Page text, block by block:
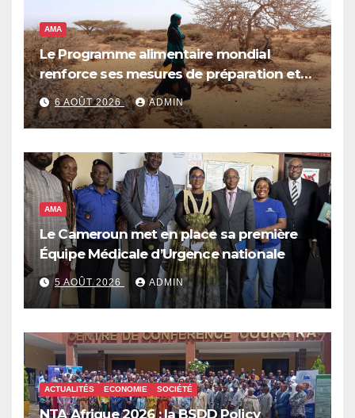
AMA
Le Programme alimentaire mondial
renforce ses mesures de préparation et
de réponse face à la menace d’El Niño,
qui pourrait plonger des dizaines de
millions de personnes dans l’insécurité
alimentaire aiguë
6 AOÛT 2026 ADMIN
AMA
Le Cameroun met en place sa première
Équipe Médicale d’Urgence nationale
5 AOÛT 2026 ADMIN
ACTUALITÉS ECONOMIE SOCIÉTÉ
NTA Afrique 2026 : la BSDD Policy